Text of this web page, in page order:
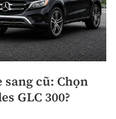
sang cũ: Chọn
GLC 300?